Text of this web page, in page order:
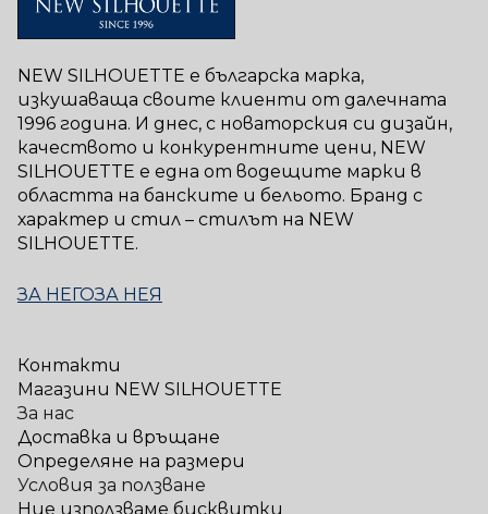
NEW SILHOUETTE е българска марка,
изкушаваща своите клиенти от далечната
1996 година. И днес, с новаторския си дизайн,
качеството и конкурентните цени, NEW
SILHOUETTE е една от водещите марки в
областта на банските и бельото. Бранд с
характер и стил – стилът на NEW
SILHOUETTE.
ЗА НЕГОЗА НЕЯ
Контакти
Магазини NEW SILHOUETTE
За нас
Доставка и връщане
Определяне на размери
Условия за ползване
Ние използваме бисквитки